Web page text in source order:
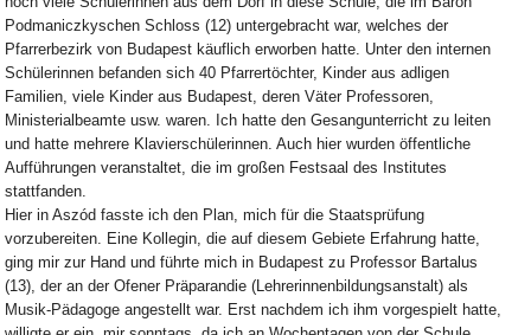
Podmaniczkyschen Schloss (12) untergebracht war, welches der
Pfarrerbezirk von Budapest käuflich erworben hatte. Unter den internen
Schülerinnen befanden sich 40 Pfarrertöchter, Kinder aus adligen
Familien, viele Kinder aus Budapest, deren Väter Professoren,
Ministerialbeamte usw. waren. Ich hatte den Gesangunterricht zu leiten
und hatte mehrere Klavierschülerinnen. Auch hier wurden öffentliche
Aufführungen veranstaltet, die im großen Festsaal des Institutes
stattfanden.
Hier in Aszód fasste ich den Plan, mich für die Staatsprüfung
vorzubereiten. Eine Kollegin, die auf diesem Gebiete Erfahrung hatte,
ging mir zur Hand und führte mich in Budapest zu Professor Bartalus
(13), der an der Ofener Präparandie (Lehrerinnenbildungsanstalt) als
Musik-Pädagoge angestellt war. Erst nachdem ich ihm vorgespielt hatte,